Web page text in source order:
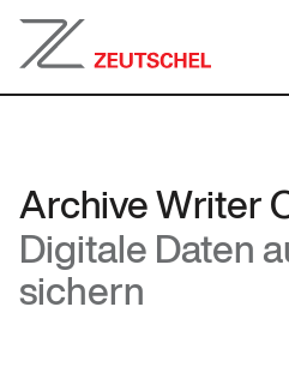
Archive Writer
Digitale Daten
sichern